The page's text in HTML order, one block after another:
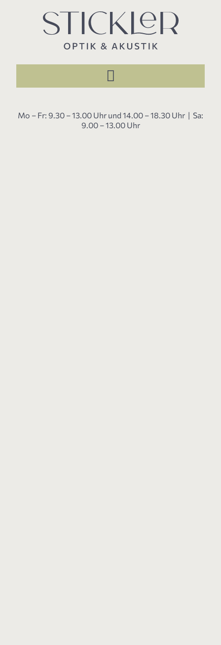
Mo – Fr: 9.30 – 13.00 Uhr und 14.00 – 18.30 Uhr | Sa:
9.00 – 13.00 Uhr